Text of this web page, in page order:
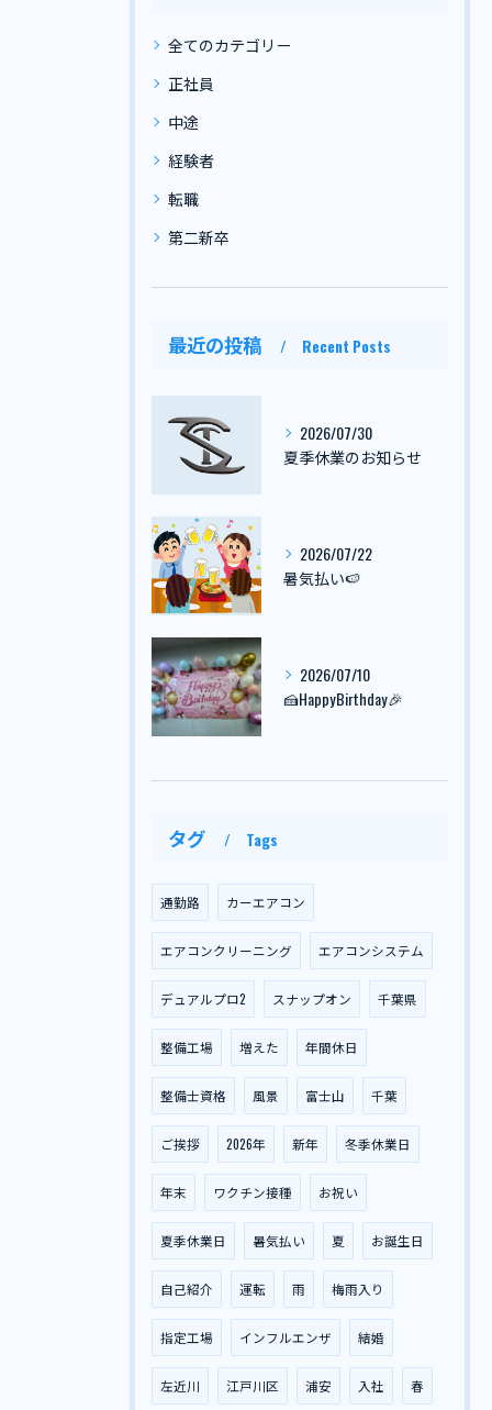
全てのカテゴリー
正社員
中途
経験者
転職
第二新卒
最近の投稿 Recent Posts
2026/07/30
夏季休業のお知らせ
2026/07/22
暑気払い🍉
2026/07/10
🍰HappyBirthday🎉
タグ Tags
通勤路 カーエアコン
エアコンクリーニング エアコンシステム
デュアルプロ2 スナップオン 千葉県
整備工場 増えた 年間休日
整備士資格 風景 富士山 千葉
ご挨拶 2026年 新年 冬季休業日
年末 ワクチン接種 お祝い
夏季休業日 暑気払い 夏 お誕生日
自己紹介 運転 雨 梅雨入り
指定工場 インフルエンザ 結婚
左近川 江戸川区 浦安 入社 春